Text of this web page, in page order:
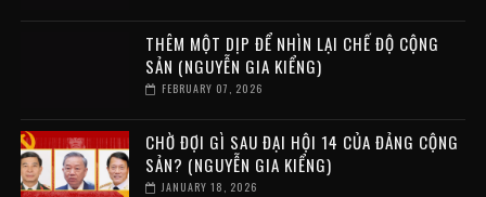
THÊM MỘT DỊP ĐỂ NHÌN LẠI CHẾ ĐỘ CỘNG
SẢN (NGUYỄN GIA KIỂNG)
FEBRUARY 07, 2026
CHỜ ĐỢI GÌ SAU ĐẠI HỘI 14 CỦA ĐẢNG CỘNG
SẢN? (NGUYỄN GIA KIỂNG)
JANUARY 18, 2026